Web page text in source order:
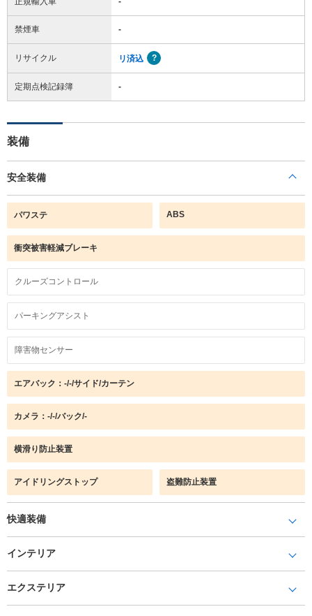
禁煙車 -
リサイクル リ済込
定期点検記録簿 -
装備
安全装備
パワステ ABS
衝突被害軽減ブレーキ
クルーズコントロール
パーキングアシスト
障害物センサー
エアバック：-/-/サイド/カーテン
カメラ：-/-/バック/-
横滑り防止装置
アイドリングストップ 盗難防止装置
快適装備
インテリア
エクステリア